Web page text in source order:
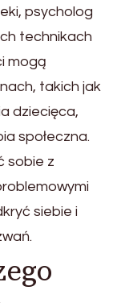
psycholog
technikach
mogą
takich jak
dziecięca,
społeczna.
sobie z
siebie i